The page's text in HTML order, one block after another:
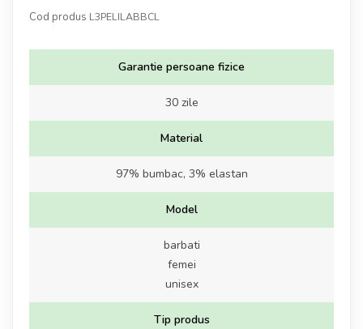
Cod produs L3PELILABBCL
Garantie persoane fizice
30 zile
Material
97% bumbac, 3% elastan
Model
barbati
femei
unisex
Tip produs